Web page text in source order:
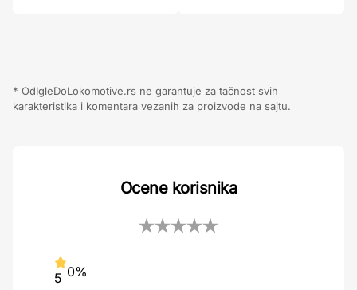
* OdIgleDoLokomotive.rs ne garantuje za tačnost svih
karakteristika i komentara vezanih za proizvode na sajtu.
Ocene korisnika
5 0%